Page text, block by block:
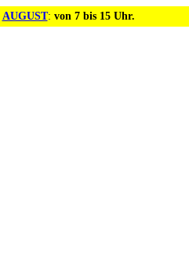
AUGUST: von 7 bis 15 Uhr.